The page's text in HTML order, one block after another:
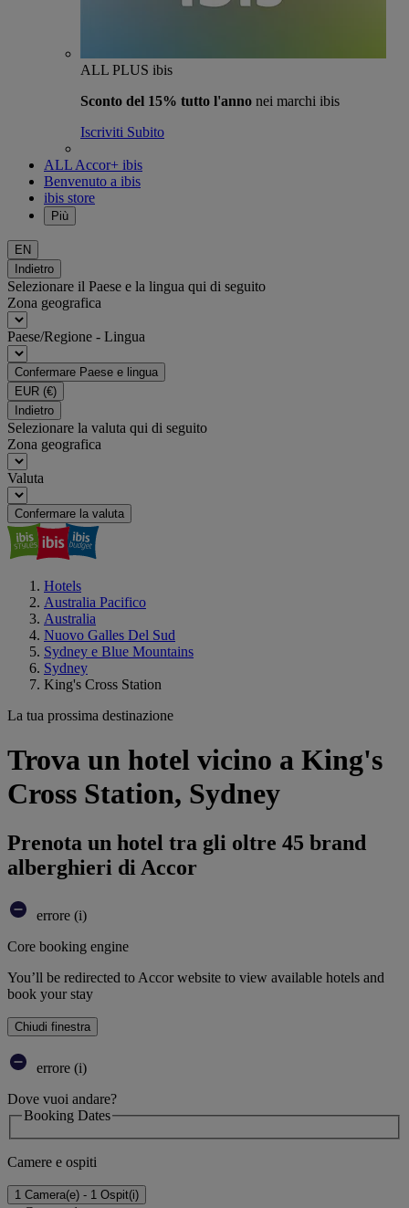
ALL PLUS ibis
Sconto del 15% tutto l'anno nei marchi ibis
Iscriviti Subito
ALL Accor+ ibis
Benvenuto a ibis
ibis store
Più
EN
Indietro
Selezionare il Paese e la lingua qui di seguito
Zona geografica
Paese/Regione - Lingua
Confermare Paese e lingua
EUR (€)
Indietro
Selezionare la valuta qui di seguito
Zona geografica
Valuta
Confermare la valuta
Hotels
Australia Pacifico
Australia
Nuovo Galles Del Sud
Sydney e Blue Mountains
Sydney
King's Cross Station
La tua prossima destinazione
Trova un hotel vicino a King's
Cross Station, Sydney
Prenota un hotel tra gli oltre 45 brand
alberghieri di Accor
errore (i)
Core booking engine
You’ll be redirected to Accor website to view available hotels and
book your stay
Chiudi finestra
errore (i)
Dove vuoi andare?
Booking Dates
Camere e ospiti
1 Camera(e) - 1 Ospit(i)